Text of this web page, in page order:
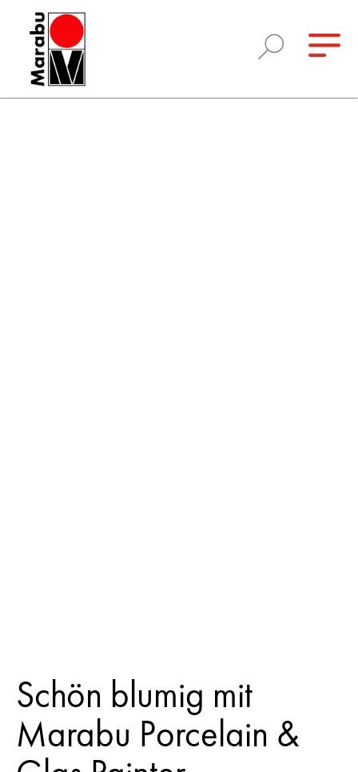
Schön blumig mit
Marabu Porcelain &